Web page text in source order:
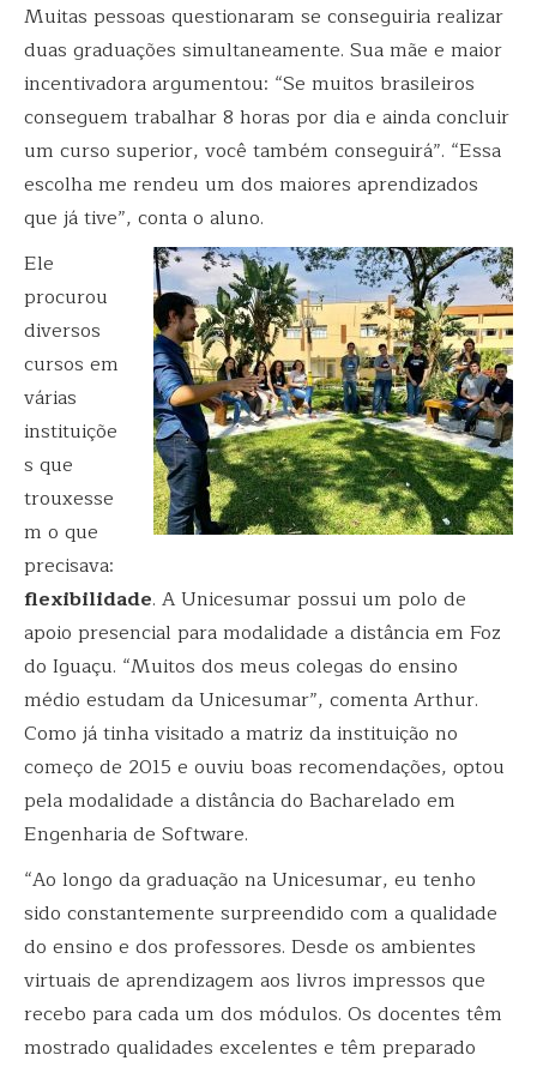
Muitas pessoas questionaram se conseguiria realizar
duas graduações simultaneamente. Sua mãe e maior
incentivadora argumentou: “Se muitos brasileiros
conseguem trabalhar 8 horas por dia e ainda concluir
um curso superior, você também conseguirá”. “Essa
escolha me rendeu um dos maiores aprendizados
que já tive”, conta o aluno.
Ele
procurou
diversos
cursos em
várias
instituiçõe
s que
trouxesse
m o que
precisava:
flexibilidade. A Unicesumar possui um polo de
apoio presencial para modalidade a distância em Foz
do Iguaçu. “Muitos dos meus colegas do ensino
médio estudam da Unicesumar”, comenta Arthur.
Como já tinha visitado a matriz da instituição no
começo de 2015 e ouviu boas recomendações, optou
pela modalidade a distância do Bacharelado em
Engenharia de Software.
“Ao longo da graduação na Unicesumar, eu tenho
sido constantemente surpreendido com a qualidade
do ensino e dos professores. Desde os ambientes
virtuais de aprendizagem aos livros impressos que
recebo para cada um dos módulos. Os docentes têm
mostrado qualidades excelentes e têm preparado